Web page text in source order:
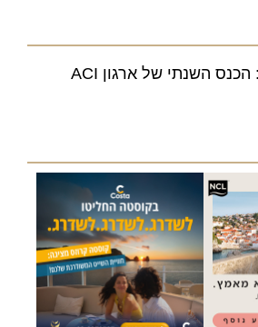
לראשונה בישראל: הכנס השנתי של ארגון ACI